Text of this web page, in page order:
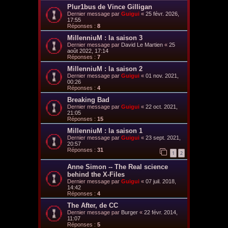
Plur1bus de Vince Gilligan
Dernier message par Guigui « 25 févr. 2026,
17:55
Réponses : 8
MillenniuM : la saison 3
Dernier message par David Le Martien « 25
août 2022, 17:14
Réponses : 7
MillenniuM : la saison 2
Dernier message par Guigui « 01 nov. 2021,
00:26
Réponses : 4
Breaking Bad
Dernier message par Guigui « 22 oct. 2021,
21:05
Réponses : 15
MillenniuM : la saison 1
Dernier message par Guigui « 23 sept. 2021,
20:57
Réponses : 31 1 2
Anne Simon -- The Real science
behind the X-Files
Dernier message par Guigui « 07 juil. 2018,
14:42
Réponses : 4
The After, de CC
Dernier message par Burger « 22 févr. 2014,
11:07
Réponses : 5